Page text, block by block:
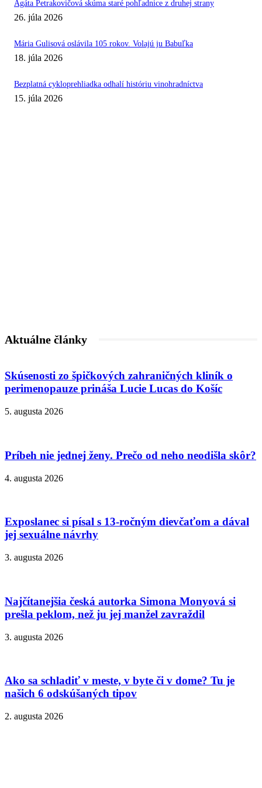
Agáta Petrakovičová skúma staré pohľadnice z druhej strany
26. júla 2026
Mária Gulisová oslávila 105 rokov. Volajú ju Babuľka
18. júla 2026
Bezplatná cykloprehliadka odhalí históriu vinohradníctva
15. júla 2026
Aktuálne články
Skúsenosti zo špičkových zahraničných kliník o
perimenopauze prináša Lucie Lucas do Košíc
5. augusta 2026
Príbeh nie jednej ženy. Prečo od neho neodišla skôr?
4. augusta 2026
Exposlanec si písal s 13-ročným dievčaťom a dával
jej sexuálne návrhy
3. augusta 2026
Najčítanejšia česká autorka Simona Monyová si
prešla peklom, než ju jej manžel zavraždil
3. augusta 2026
Ako sa schladiť v meste, v byte či v dome? Tu je
našich 6 odskúšaných tipov
2. augusta 2026